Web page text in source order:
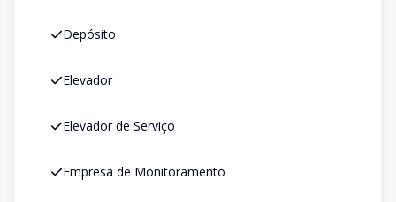
Depósito
Elevador
Elevador de Serviço
Empresa de Monitoramento